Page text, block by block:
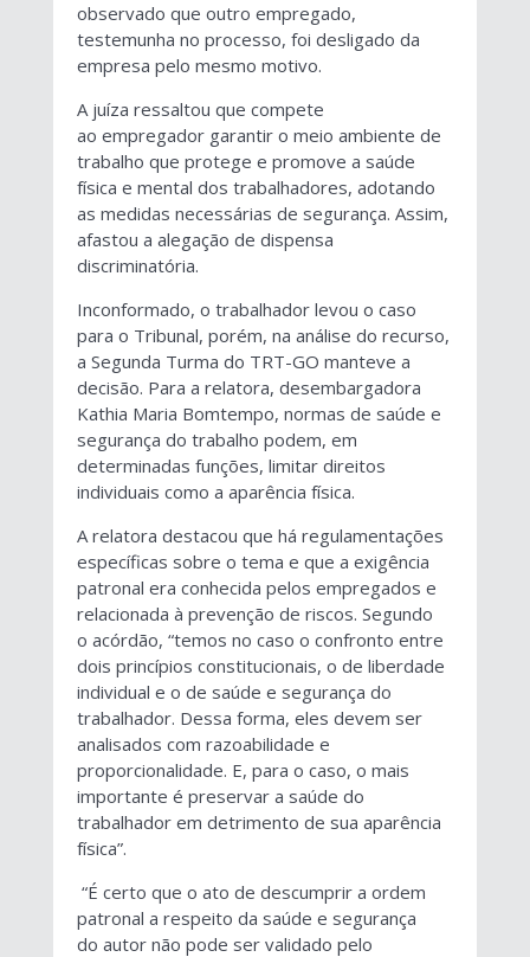
observado que outro empregado,
testemunha no processo, foi desligado da
empresa pelo mesmo motivo.
A juíza ressaltou que compete
ao empregador garantir o meio ambiente de
trabalho que protege e promove a saúde
física e mental dos trabalhadores, adotando
as medidas necessárias de segurança. Assim,
afastou a alegação de dispensa
discriminatória.
Inconformado, o trabalhador levou o caso
para o Tribunal, porém, na análise do recurso,
a Segunda Turma do TRT-GO manteve a
decisão. Para a relatora, desembargadora
Kathia Maria Bomtempo, normas de saúde e
segurança do trabalho podem, em
determinadas funções, limitar direitos
individuais como a aparência física.
A relatora destacou que há regulamentações
específicas sobre o tema e que a exigência
patronal era conhecida pelos empregados e
relacionada à prevenção de riscos. Segundo
o acórdão, “temos no caso o confronto entre
dois princípios constitucionais, o de liberdade
individual e o de saúde e segurança do
trabalhador. Dessa forma, eles devem ser
analisados com razoabilidade e
proporcionalidade. E, para o caso, o mais
importante é preservar a saúde do
trabalhador em detrimento de sua aparência
física”.
“É certo que o ato de descumprir a ordem
patronal a respeito da saúde e segurança
do autor não pode ser validado pelo